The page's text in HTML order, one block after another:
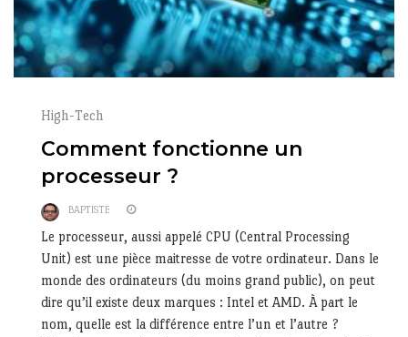
High-Tech
Comment fonctionne un
processeur ?
BAPTISTE
Le processeur, aussi appelé CPU (Central Processing
Unit) est une pièce maitresse de votre ordinateur. Dans le
monde des ordinateurs (du moins grand public), on peut
dire qu’il existe deux marques : Intel et AMD. À part le
nom, quelle est la différence entre l’un et l’autre ?